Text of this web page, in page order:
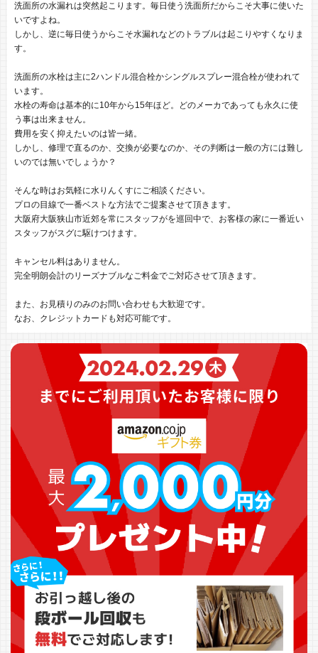
洗面所の水漏れは突然起こります。毎日使う洗面所だからこそ大事に使いた
いですよね。
しかし、逆に毎日使うからこそ水漏れなどのトラブルは起こりやすくなりま
す。
洗面所の水栓は主に2ハンドル混合栓かシングルスプレー混合栓が使われて
います。
水栓の寿命は基本的に10年から15年ほど。どのメーカであっても永久に使
う事は出来ません。
費用を安く抑えたいのは皆一緒。
しかし、修理で直るのか、交換が必要なのか、その判断は一般の方には難し
いのでは無いでしょうか？
そんな時はお気軽に水りんくすにご相談ください。
プロの目線で一番ベストな方法でご提案させて頂きます。
大阪府大阪狭山市近郊を常にスタッフがを巡回中で、お客様の家に一番近い
スタッフがスグに駆けつけます。
キャンセル料はありません。
完全明朗会計のリーズナブルなご料金でご対応させて頂きます。
また、お見積りのみのお問い合わせも大歓迎です。
なお、クレジットカードも対応可能です。